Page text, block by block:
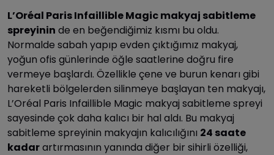
L’Oréal Paris Infaillible Magic makyaj sabitleme
spreyinin de en beğendiğimiz kısmı bu oldu.
Normalde sabah yapıp evden çıktığımız makyaj,
yoğun ofis günlerinde öğle saatlerine doğru fire
vermeye başlardı. Özellikle çene ve burun kenarı gibi
hareketli bölgelerden silinmeye başlayan ten makyajı,
L’Oréal Paris Infaillible Magic makyaj sabitleme spreyi
sayesinde çok daha kalıcı bir hal aldı. Bu makyaj
sabitleme spreyinin makyajın kalıcılığını 24 saate
kadarartırmasının yanında diğer bir sihirli özelliği,